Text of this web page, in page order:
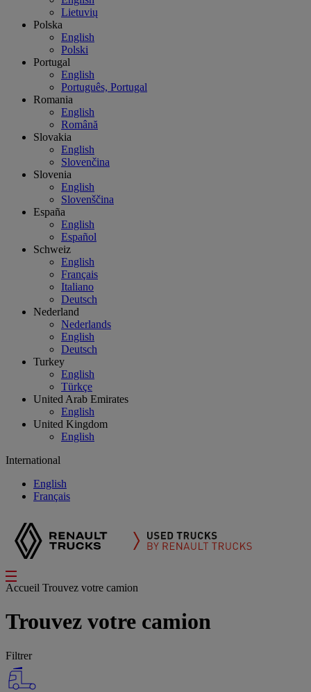
Lietuvių
Polska
English
Polski
Portugal
English
Português, Portugal
Romania
English
Română
Slovakia
English
Slovenčina
Slovenia
English
Slovenščina
España
English
Español
Schweiz
English
Français
Italiano
Deutsch
Nederland
Nederlands
English
Deutsch
Turkey
English
Türkçe
United Arab Emirates
English
United Kingdom
English
International
English
Français
Accueil Trouvez votre camion
Trouvez votre camion
Filtrer